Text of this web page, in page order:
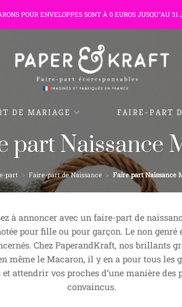
POUR ENVELOPPES SONT À 0 EUROS JUSQU"AU
DE MARIAGE FAIRE-PART
part Naissance
part > Faire-part de Naissance > Faire part Naissance
à annoncer avec un faire-part de
pour fille ou pour garçon. Le non
Chez PaperandKraft, nos brillants
même le Macaron, il y en a pour tous les
et attendrir vos proches d’une manière
convaincus.